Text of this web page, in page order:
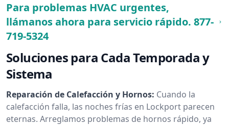
Para problemas HVAC urgentes,
llámanos ahora para servicio rápido. 877-
719-5324
Soluciones para Cada Temporada y
Sistema
Reparación de Calefacción y Hornos: Cuando la
calefacción falla, las noches frías en Lockport parecen
eternas. Arreglamos problemas de hornos rápido, ya